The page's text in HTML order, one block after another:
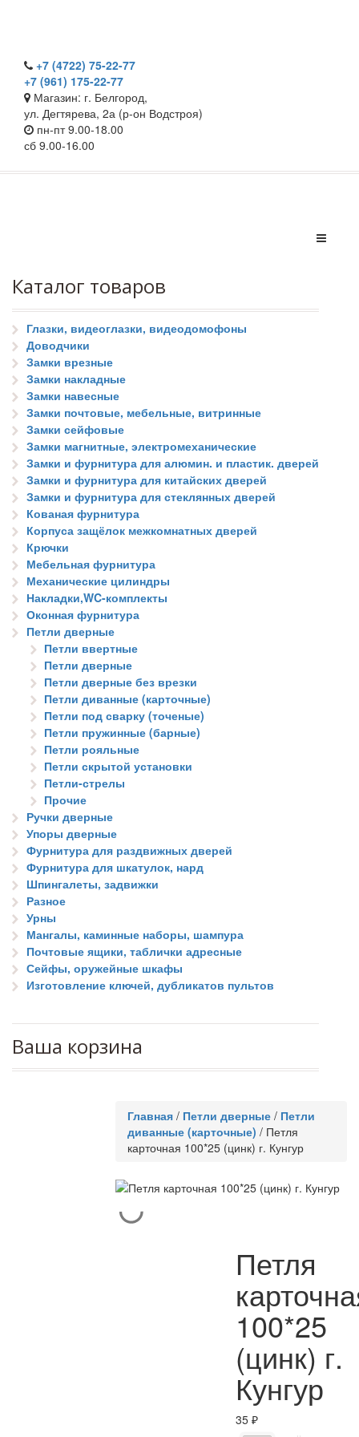
+7 (4722) 75-22-77
+7 (961) 175-22-77
Магазин: г. Белгород,
ул. Дегтярева, 2а (р-он Водстроя)
пн-пт 9.00-18.00
сб 9.00-16.00
Каталог товаров
Глазки, видеоглазки, видеодомофоны
Доводчики
Замки врезные
Замки накладные
Замки навесные
Замки почтовые, мебельные, витринные
Замки сейфовые
Замки магнитные, электромеханические
Замки и фурнитура для алюмин. и пластик. дверей
Замки и фурнитура для китайских дверей
Замки и фурнитура для стеклянных дверей
Кованая фурнитура
Корпуса защёлок межкомнатных дверей
Крючки
Мебельная фурнитура
Механические цилиндры
Накладки,WC-комплекты
Оконная фурнитура
Петли дверные
Петли ввертные
Петли дверные
Петли дверные без врезки
Петли диванные (карточные)
Петли под сварку (точеные)
Петли пружинные (барные)
Петли рояльные
Петли скрытой установки
Петли-стрелы
Прочие
Ручки дверные
Упоры дверные
Фурнитура для раздвижных дверей
Фурнитура для шкатулок, нард
Шпингалеты, задвижки
Разное
Урны
Мангалы, каминные наборы, шампура
Почтовые ящики, таблички адресные
Сейфы, оружейные шкафы
Изготовление ключей, дубликатов пультов
Ваша корзина
Главная / Петли дверные / Петли
диванные (карточные) / Петля
карточная 100*25 (цинк) г. Кунгур
Петля
100*25
(цинк) г.
Кунгур
35₽